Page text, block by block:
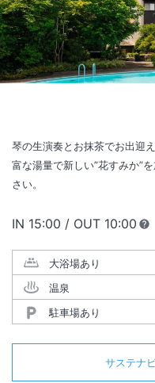
琴の生演奏とお抹茶でお出迎
富な湯量で新しい”花すみか”
さい。
IN チェックイン
15:00 / OUT チェック
10:00
大浴場あり
温泉
駐車場あり
サステナ